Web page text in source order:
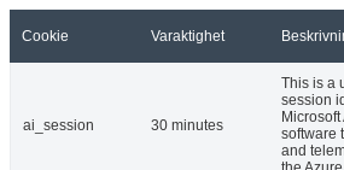
Cookie Varaktighet
ai_session 30 minutes
This is a
session
software
and